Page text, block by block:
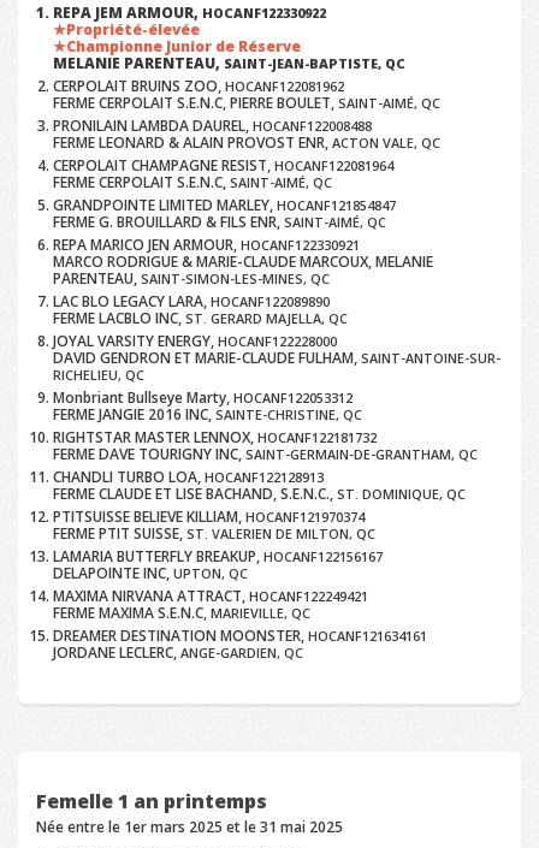
REPA JEM ARMOUR, HOCANF122330922
Propriété-élevée
Championne Junior de Réserve
MELANIE PARENTEAU, SAINT-JEAN-BAPTISTE, QC
CERPOLAIT BRUINS ZOO,HOCANF122081962
FERME CERPOLAIT S.E.N.C, PIERRE BOULET,SAINT-AIMÉ, QC
PRONILAIN LAMBDA DAUREL,HOCANF122008488
FERME LEONARD & ALAIN PROVOST ENR,ACTON VALE, QC
CERPOLAIT CHAMPAGNE RESIST,HOCANF122081964
FERME CERPOLAIT S.E.N.C,SAINT-AIMÉ, QC
GRANDPOINTE LIMITED MARLEY,HOCANF121854847
FERME G. BROUILLARD & FILS ENR,SAINT-AIMÉ, QC
REPA MARICO JEN ARMOUR,HOCANF122330921
MARCO RODRIGUE & MARIE-CLAUDE MARCOUX, MELANIE
PARENTEAU,SAINT-SIMON-LES-MINES, QC
LAC BLO LEGACY LARA,HOCANF122089890
FERME LACBLO INC,ST. GERARD MAJELLA, QC
JOYAL VARSITY ENERGY,HOCANF122228000
DAVID GENDRON ET MARIE-CLAUDE FULHAM,SAINT-ANTOINE-SUR-
RICHELIEU, QC
Monbriant Bullseye Marty,HOCANF122053312
FERME JANGIE 2016 INC,SAINTE-CHRISTINE, QC
RIGHTSTAR MASTER LENNOX,HOCANF122181732
FERME DAVE TOURIGNY INC,SAINT-GERMAIN-DE-GRANTHAM, QC
CHANDLI TURBO LOA,HOCANF122128913
FERME CLAUDE ET LISE BACHAND, S.E.N.C.,ST. DOMINIQUE, QC
PTITSUISSE BELIEVE KILLIAM,HOCANF121970374
FERME PTIT SUISSE,ST. VALERIEN DE MILTON, QC
LAMARIA BUTTERFLY BREAKUP,HOCANF122156167
DELAPOINTE INC,UPTON, QC
MAXIMA NIRVANA ATTRACT,HOCANF122249421
FERME MAXIMA S.E.N.C,MARIEVILLE, QC
DREAMER DESTINATION MOONSTER,HOCANF121634161
JORDANE LECLERC,ANGE-GARDIEN, QC
Femelle 1 an printemps
Née entre le 1er mars 2025 et le 31 mai 2025